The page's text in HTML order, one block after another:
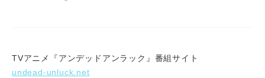
TVアニメ『アンデッドアンラック』番組サイト
undead-unluck.net